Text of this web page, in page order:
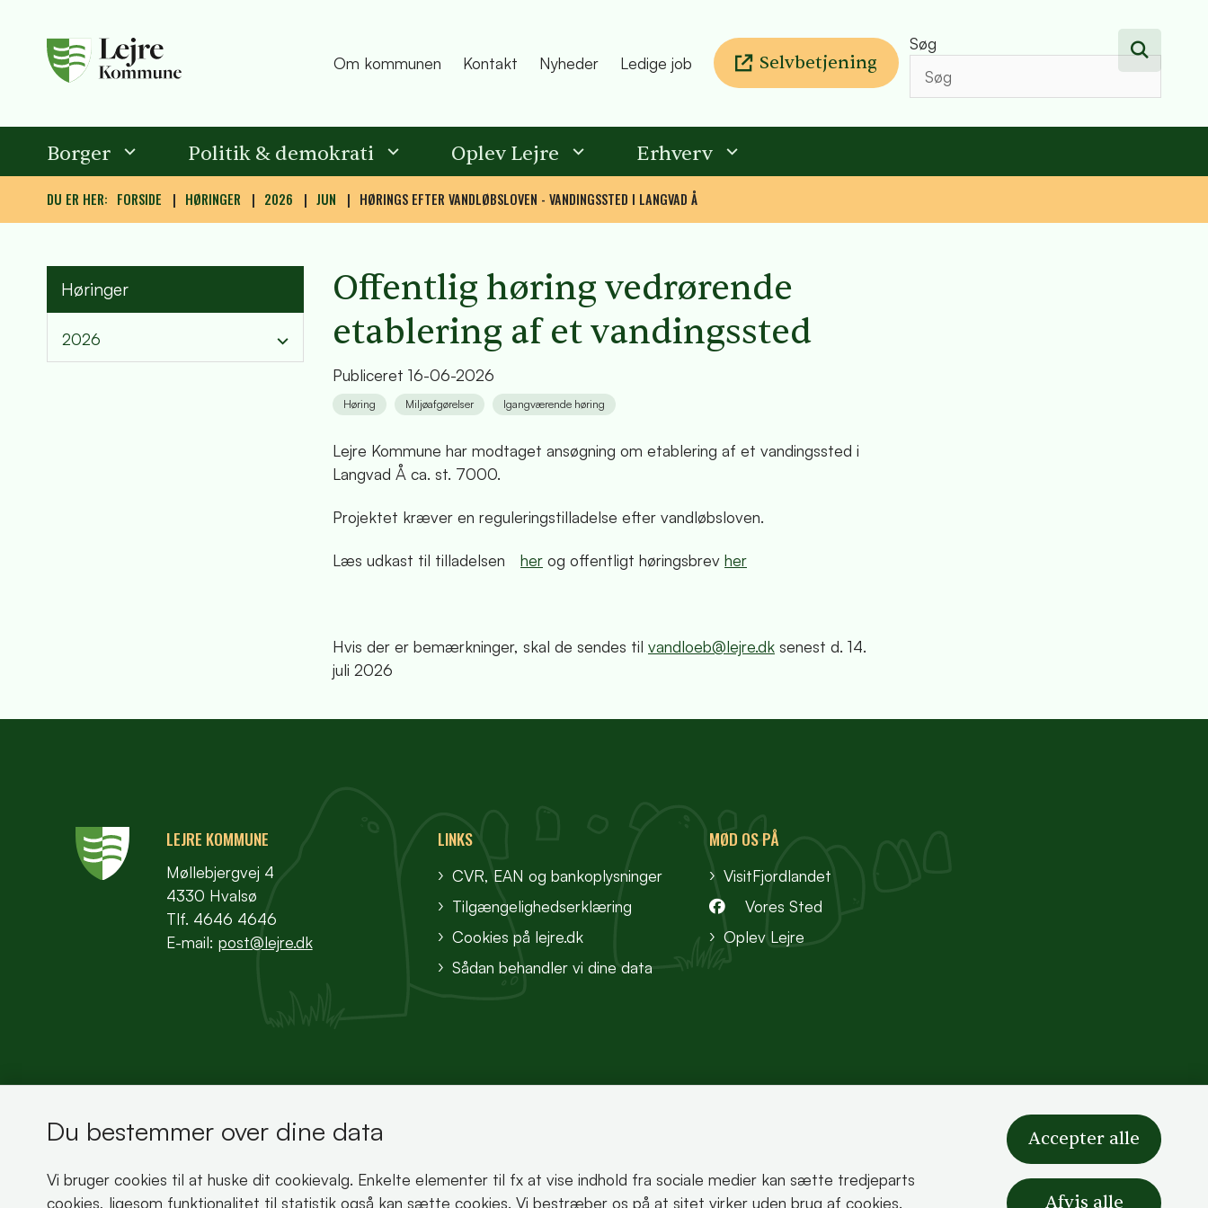
Om kommunen Kontakt Nyheder Ledige job Selvbetjening
Søg
Borger Politik & demokrati Oplev Lejre Erhverv
DU ER HER: FORSIDE HØRINGER 2026 JUN HØRINGS EFTER VANDLØBSLOVEN - VANDINGSSTED I LANGVAD Å
Høringer
2026
Offentlig høring vedrørende
etablering af et vandingssted
Publiceret 16-06-2026
Høring Miljøafgørelser Igangværende høring
Lejre Kommune har modtaget ansøgning om etablering af et vandingssted i
Langvad Å ca. st. 7000.
Projektet kræver en reguleringstilladelse efter vandløbsloven.
Læs udkast til tilladelsen her og offentligt høringsbrev her
Hvis der er bemærkninger, skal de sendes til vandloeb@lejre.dk senest d. 14.
juli 2026
LEJRE KOMMUNE
Møllebjergvej 4
4330 Hvalsø
Tlf. 4646 4646
E-mail: post@lejre.dk
LINKS
CVR, EAN og bankoplysninger
Tilgængelighedserklæring
Cookies på lejre.dk
Sådan behandler vi dine data
MØD OS PÅ
VisitFjordlandet
Vores Sted
Oplev Lejre
Bemærk!
Dette indhold kræver cookies for at blive vist korrekt.
Du bestemmer over dine data
Vi bruger cookies til at huske dit cookievalg. Enkelte elementer til fx at vise indhold fra sociale medier kan sætte tredjeparts
cookies, ligesom funktionalitet til statistik også kan sætte cookies. Vi bestræber os på at sitet virker uden brug af cookies.
Accepter alle
Afvis alle